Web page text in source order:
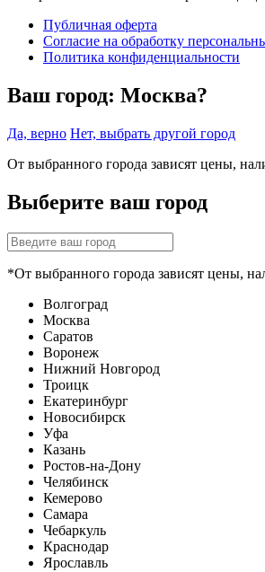
Публичная оферта
Согласие на обработку
Политика конфиденциальности
Ваш город: Москва?
Да, верно Нет, выбрать другой город
От выбранного города зависят цены,
Выберите ваш город
*От выбранного города зависят цены,
Волгоград
Москва
Саратов
Воронеж
Нижний Новгород
Троицк
Екатеринбург
Новосибирск
Уфа
Казань
Ростов-на-Дону
Челябинск
Кемерово
Самара
Чебаркуль
Краснодар
Ярославль